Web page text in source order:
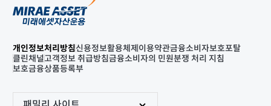
개인정보처리방침신용정보활용체제 이용약관금융소비자보호포탈
클린채널고객정보 취급방침금융소비자의 민원분쟁 처리 지침
보호금융상품등록부